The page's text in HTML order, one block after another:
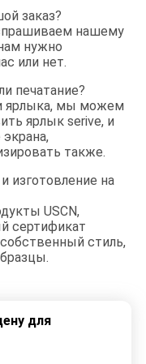
заказ?
нашему
нужно
или нет.
печатание?
ярлыка, мы можем
ярлык serive, и
также.
изготовление на
USCN,
сертификат
стиль,
для